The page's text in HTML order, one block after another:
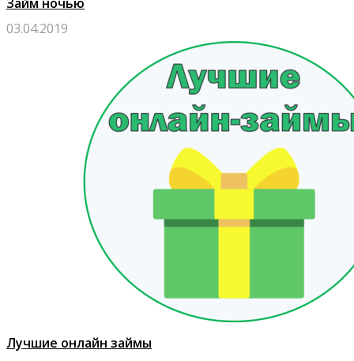
03.04.2019
Лучшие онлайн займы